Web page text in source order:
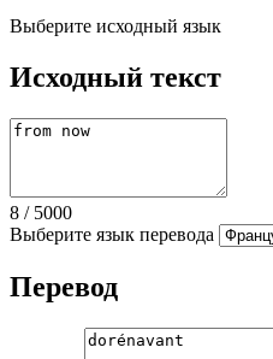
Выберите исходный язык
Исходный текст
8 / 5000
Выберите язык перевода
Перевод